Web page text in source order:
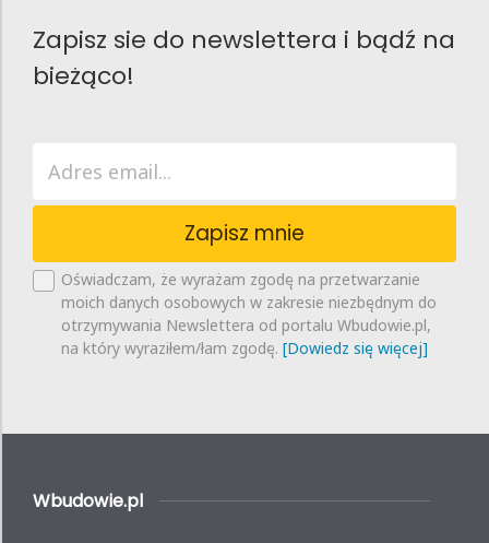
Zapisz sie do newslettera i bądź na
bieżąco!
Zapisz mnie
Oświadczam, że wyrażam zgodę na przetwarzanie
moich danych osobowych w zakresie niezbędnym do
otrzymywania Newslettera od portalu Wbudowie.pl,
na który wyraziłem/łam zgodę. [Dowiedz się więcej]
Wbudowie.pl